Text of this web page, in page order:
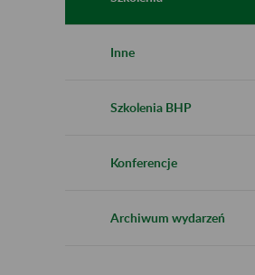
Inne
Szkolenia BHP
Konferencje
Archiwum wydarzeń